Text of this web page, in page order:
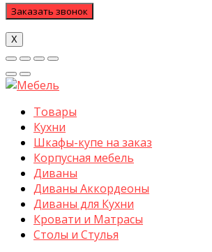
Х
Товары
Кухни
Шкафы-купе на заказ
Корпусная мебель
Диваны
Диваны Аккордеоны
Диваны для Кухни
Кровати и Матрасы
Столы и Стулья